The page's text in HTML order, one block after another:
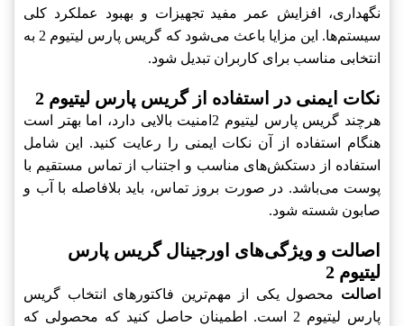
نگهداری، افزایش عمر مفید تجهیزات و بهبود عملکرد کلی
سیستم‌ها. این مزایا باعث می‌شود که گریس پارس لیتیوم 2 به
انتخابی مناسب برای کاربران تبدیل شود.
نکات ایمنی در استفاده از گریس پارس لیتیوم 2
هرچند گریس پارس لیتیوم 2امنیت بالایی دارد، اما بهتر است
هنگام استفاده از آن نکات ایمنی را رعایت کنید. این شامل
استفاده از دستکش‌های مناسب و اجتناب از تماس مستقیم با
پوست می‌باشد. در صورت بروز تماس، باید بلافاصله با آب و
صابون شسته شود.
اصالت و ویژگی‌های اورجینال گریس پارس
لیتیوم 2
اصالت محصول یکی از مهم‌ترین فاکتورهای انتخاب گریس
پارس لیتیوم 2 است. اطمینان حاصل کنید که محصولی که